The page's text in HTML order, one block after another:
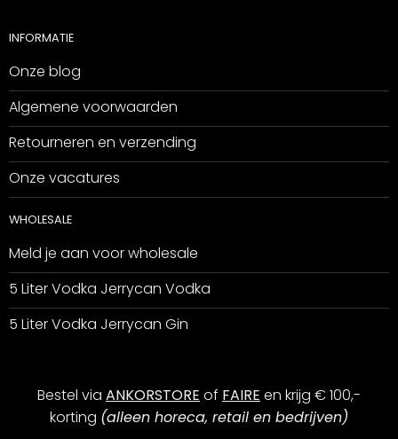
INFORMATIE
Onze blog
Algemene voorwaarden
Retourneren en verzending
Onze vacatures
WHOLESALE
Meld je aan voor wholesale
5 Liter Vodka Jerrycan Vodka
5 Liter Vodka Jerrycan Gin
Bestel via ANKORSTORE of FAIRE en krijg € 100,-
korting (alleen horeca, retail en bedrijven)